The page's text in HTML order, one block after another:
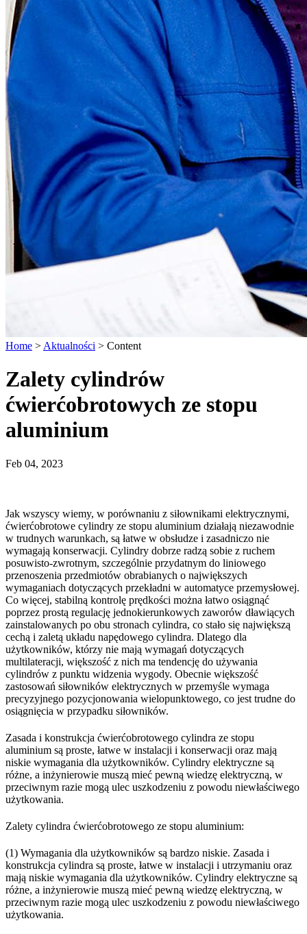
Home > Aktualności > Content
Zalety cylindrów
ćwierćobrotowych ze stopu
aluminium
Feb 04, 2023
Jak wszyscy wiemy, w porównaniu z siłownikami elektrycznymi,
ćwierćobrotowe cylindry ze stopu aluminium działają niezawodnie
w trudnych warunkach, są łatwe w obsłudze i zasadniczo nie
wymagają konserwacji. Cylindry dobrze radzą sobie z ruchem
posuwisto-zwrotnym, szczególnie przydatnym do liniowego
przenoszenia przedmiotów obrabianych o największych
wymaganiach dotyczących przekładni w automatyce przemysłowej.
Co więcej, stabilną kontrolę prędkości można łatwo osiągnąć
poprzez prostą regulację jednokierunkowych zaworów dławiących
zainstalowanych po obu stronach cylindra, co stało się największą
cechą i zaletą układu napędowego cylindra. Dlatego dla
użytkowników, którzy nie mają wymagań dotyczących
multilateracji, większość z nich ma tendencję do używania
cylindrów z punktu widzenia wygody. Obecnie większość
zastosowań siłowników elektrycznych w przemyśle wymaga
precyzyjnego pozycjonowania wielopunktowego, co jest trudne do
osiągnięcia w przypadku siłowników.
Zasada i konstrukcja ćwierćobrotowego cylindra ze stopu
aluminium są proste, łatwe w instalacji i konserwacji oraz mają
niskie wymagania dla użytkowników. Cylindry elektryczne są
różne, a inżynierowie muszą mieć pewną wiedzę elektryczną, w
przeciwnym razie mogą ulec uszkodzeniu z powodu niewłaściwego
użytkowania.
Zalety cylindra ćwierćobrotowego ze stopu aluminium:
(1) Wymagania dla użytkowników są bardzo niskie. Zasada i
konstrukcja cylindra są proste, łatwe w instalacji i utrzymaniu oraz
mają niskie wymagania dla użytkowników. Cylindry elektryczne są
różne, a inżynierowie muszą mieć pewną wiedzę elektryczną, w
przeciwnym razie mogą ulec uszkodzeniu z powodu niewłaściwego
użytkowania.